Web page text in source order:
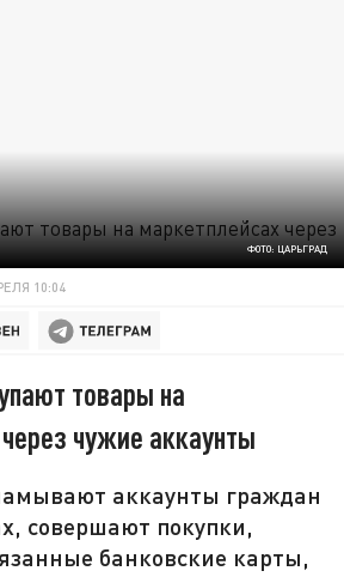
ФОТО: ЦАРЬГРАД
10:04
товары на
чужие аккаунты
аккаунты граждан
совершают покупки,
банковские карты,